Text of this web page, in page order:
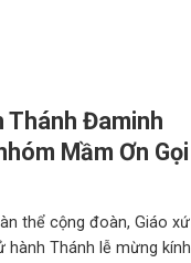
Thánh Đaminh
Mầm Ơn Gọi
thể cộng đoàn, Giáo xứ
hành Thánh lễ mừng kính